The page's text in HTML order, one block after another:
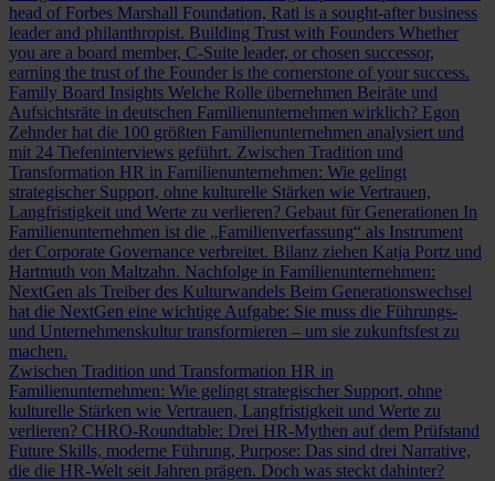
head of Forbes Marshall Foundation, Rati is a sought-after business
leader and philanthropist. Building Trust with Founders Whether
you are a board member, C-Suite leader, or chosen successor,
earning the trust of the Founder is the cornerstone of your success.
Family Board Insights Welche Rolle übernehmen Beiräte und
Aufsichtsräte in deutschen Familienunternehmen wirklich? Egon
Zehnder hat die 100 größten Familienunternehmen analysiert und
mit 24 Tiefeninterviews geführt. Zwischen Tradition und
Transformation HR in Familienunternehmen: Wie gelingt
strategischer Support, ohne kulturelle Stärken wie Vertrauen,
Langfristigkeit und Werte zu verlieren? Gebaut für Generationen In
Familienunternehmen ist die „Familienverfassung“ als Instrument
der Corporate Governance verbreitet. Bilanz ziehen Katja Portz und
Hartmuth von Maltzahn. Nachfolge in Familienunternehmen:
NextGen als Treiber des Kulturwandels Beim Generationswechsel
hat die NextGen eine wichtige Aufgabe: Sie muss die Führungs-
und Unternehmenskultur transformieren – um sie zukunftsfest zu
machen.
Zwischen Tradition und Transformation HR in
Familienunternehmen: Wie gelingt strategischer Support, ohne
kulturelle Stärken wie Vertrauen, Langfristigkeit und Werte zu
verlieren? CHRO-Roundtable: Drei HR-Mythen auf dem Prüfstand
Future Skills, moderne Führung, Purpose: Das sind drei Narrative,
die die HR-Welt seit Jahren prägen. Doch was steckt dahinter?